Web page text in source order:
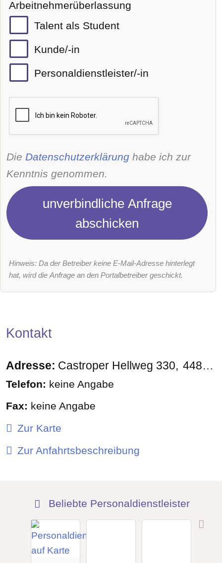
Arbeitnehmerüberlassung
Talent als Student
Kunde/-in
Personaldienstleister/-in
Die Datenschutzerklärung habe ich zur
Kenntnis genommen.
unverbindliche Anfrage
abschicken
Hinweis: Da der Betreiber keine E-Mail-Adresse hinterlegt
hat, wird die Anfrage an den Portalbetreiber geschickt.
Kontakt
Adresse: Castroper Hellweg 330 44805
Telefon: keine Angabe
Fax: keine Angabe
Zur Karte
Zur Anfahrtsbeschreibung
Beliebte Personaldienstleister